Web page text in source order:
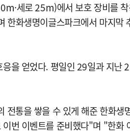
세로 25m)에서 보호 장비를
한화생명이글스파크에서 마지막
을 얻었다. 평일인 29일과 지난
통을 쌓을 수 있게 해준 한화생
번 이벤트를 준비했다"며 "한화